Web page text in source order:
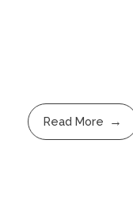
Read More